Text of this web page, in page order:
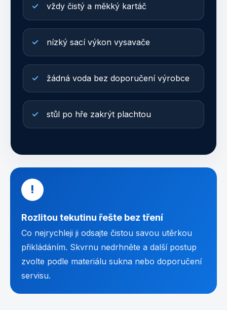
vždy čistý a měkký kartáč
nízký sací výkon vysavače
žádná voda bez doporučení výrobce
stůl po hře zakrýt plachtou
!
Rozlitou tekutinu řešte bez tření
Co nejrychleji ji odsajte čistou savou utěrkou
přikládáním. Skvrnu nedrhněte a další postup
zvolte podle materiálu sukna nebo doporučení
servisu.